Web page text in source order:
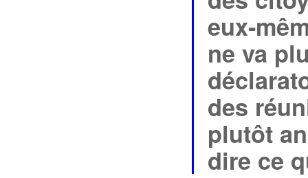
eux-
ne va
des
plutôt
dire ce